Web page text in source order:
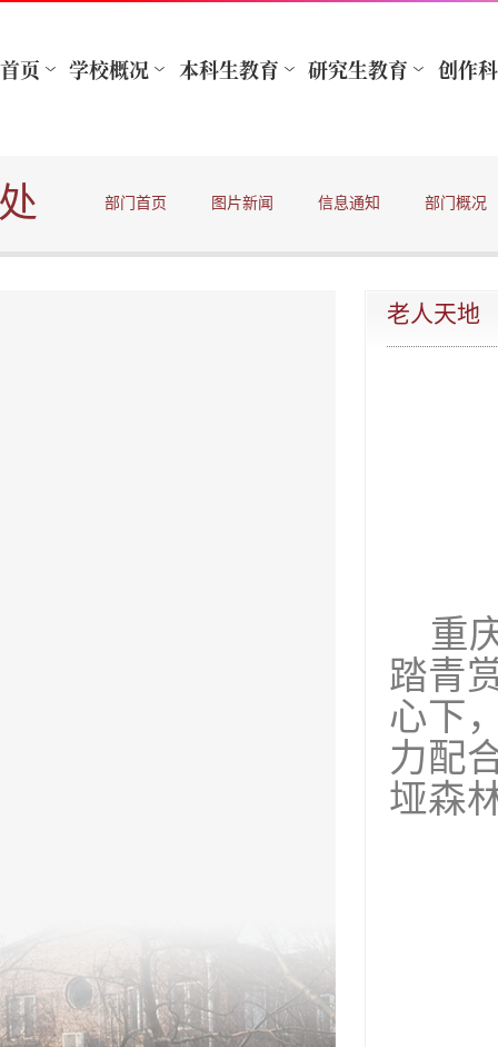
部门首页 图片新闻 信息通知 部门概况
老人天地
重
踏青
心下
力配
垭森